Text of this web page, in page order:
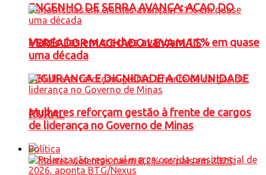
ENGENHO DE SERRA AVANÇA: ACAO DO
VEREADOR MACHADO LEVA MAIS
SEGURANCA E DIGNIDADE A COMUNIDADE
RURAL
Matrículas em creches avançam 11% em quase
uma década
Mulheres reforçam gestão à frente de cargos
de liderança no Governo de Minas
Política